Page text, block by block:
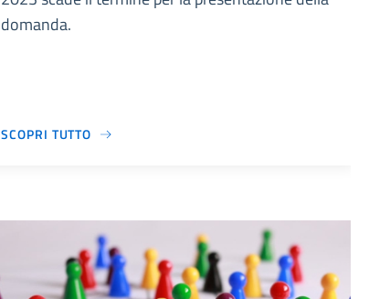
domanda.
SCOPRI TUTTO